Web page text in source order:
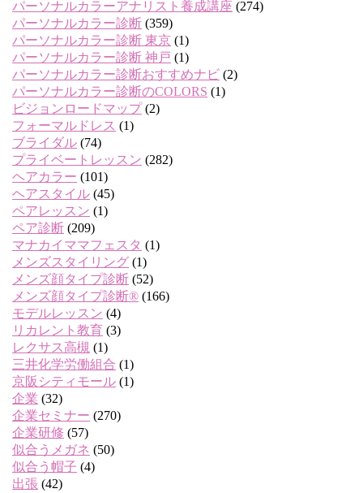
パーソナルカラーアナリスト養成講座 (274)
パーソナルカラー診断 (359)
パーソナルカラー診断 東京 (1)
パーソナルカラー診断 神戸 (1)
パーソナルカラー診断おすすめナビ (2)
パーソナルカラー診断のCOLORS (1)
ビジョンロードマップ (2)
フォーマルドレス (1)
ブライダル (74)
プライベートレッスン (282)
ヘアカラー (101)
ヘアスタイル (45)
ペアレッスン (1)
ペア診断 (209)
マナカイママフェスタ (1)
メンズスタイリング (1)
メンズ顔タイプ診断 (52)
メンズ顔タイプ診断® (166)
モデルレッスン (4)
リカレント教育 (3)
レクサス高槻 (1)
三井化学労働組合 (1)
京阪シティモール (1)
企業 (32)
企業セミナー (270)
企業研修 (57)
似合うメガネ (50)
似合う帽子 (4)
出張 (42)